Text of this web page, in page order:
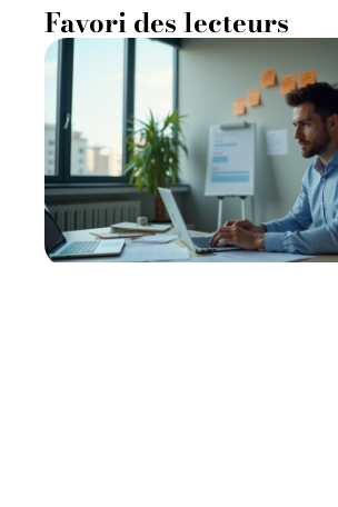
Favori des lecteurs